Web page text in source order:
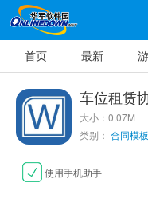
首页 最新
车位租赁
大小：0.07M
类别： 合同模板
使用手机助手